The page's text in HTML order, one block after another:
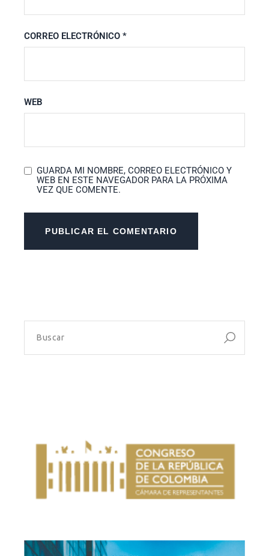
CORREO ELECTRÓNICO*
WEB
GUARDA MI NOMBRE, CORREO ELECTRÓNICO Y
WEB EN ESTE NAVEGADOR PARA LA PRÓXIMA
VEZ QUE COMENTE.
PUBLICAR EL COMENTARIO